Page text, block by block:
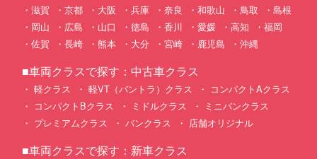
滋賀
京都 大阪 兵庫 奈良 和歌山 鳥取
島根
岡山
広島 山口 徳島 香川 愛媛 高知
福岡
佐賀
長崎 熊本 大分 宮崎 鹿児島 沖縄
■車両クラスで探す：中古車クラス
軽クラス 軽VT（バントラ）クラス
コンパクトAクラス
コンパクトBクラス
ミドルクラス
ミニバンクラス
プレミアムクラス
バンクラス 店舗オリジナル
■車両クラスで探す：新車クラス